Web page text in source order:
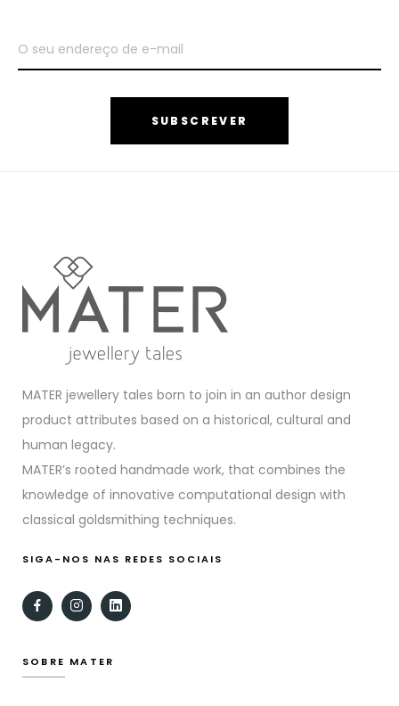
SUBSCREVER
MATER jewellery tales born to join in an author design
product attributes based on a historical, cultural and
human legacy.
MATER’s rooted handmade work, that combines the
knowledge of innovative computational design with
classical goldsmithing techniques.
SIGA-NOS NAS REDES SOCIAIS
SOBRE MATER